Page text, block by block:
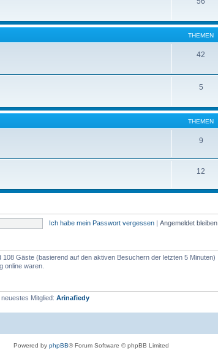
THEMEN
42
5
THEMEN
9
12
Ich habe mein Passwort vergessen | Angemeldet bleiben
Gäste (basierend auf den aktiven Besuchern der letzten 5 Minuten)
online waren.
Mitglied: Arinafiedy
Powered by phpBB® Forum Software © phpBB Limited